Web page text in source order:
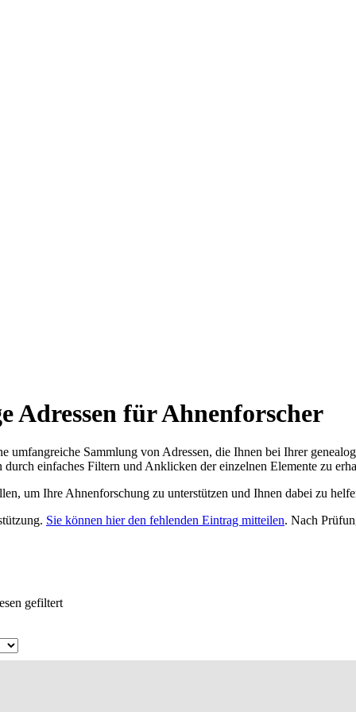
Adressen für Ahnenforscher
Sammlung von Adressen, die Ihnen bei Ihrer
einfaches Filtern und Anklicken der einzelnen Elemente zu
um Ihre Ahnenforschung zu unterstützen und Ihnen dabei zu
Sie können hier den fehlenden Eintrag mitteilen. Nach
gefiltert